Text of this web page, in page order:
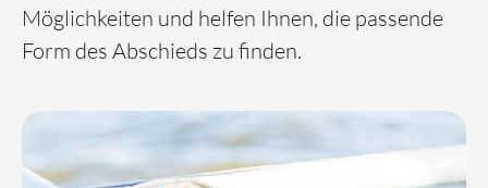
Möglichkeiten und helfen Ihnen, die passende
Form des Abschieds zu finden.